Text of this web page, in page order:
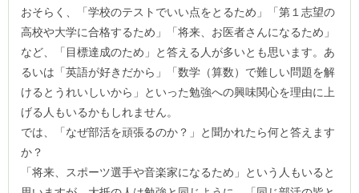
おそらく、「学校のテストでいい点をとるため」「第１志望の
高校や大学に合格するため」「将来、お医者さんになるため」
など、「目標達成のため」と答える人が多いとも思います。あ
るいは「英語が好きだから」「数学（算数）で難しい問題を解
けるとうれいしいから」といった勉強への興味関心を理由に上
げる人もいるかもしれません。
では、「なぜ部活を頑張るのか？」と聞かれたら何と答えます
か？
「将来、スポーツ選手や音楽家になるため」という人もいると